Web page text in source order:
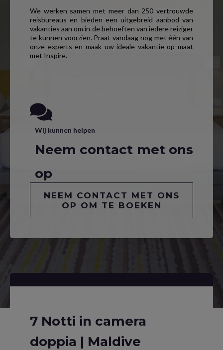
We werken samen met meer dan 250 vertrouwde
reisbureaus en bieden een uitgebreid aanbod van
vakanties aan om in de behoeften van iedere reiziger
te kunnen voorzien. Praat vandaag nog met één van
onze experts en maak uw ideale vakantie op maat
met Inspire.
Wij kunnen helpen
Neem contact met ons
op
NEEM CONTACT MET ONS
OP OM TE BOEKEN
7 Notti in camera
doppia | Maldive